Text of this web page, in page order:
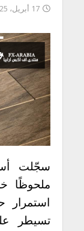
17 أبريل، 2025
سجّلت
ملحوظًا
استمرار
تسيطر